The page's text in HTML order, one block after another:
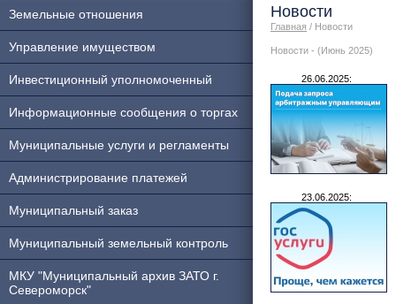
Земельные отношения
Управление имуществом
Инвестиционный уполномоченный
Информационные сообщения о торгах
Муниципальные услуги и регламенты
Администрирование платежей
Муниципальный заказ
Муниципальный земельный контроль
МКУ "Муниципальный архив ЗАТО г.
Североморск"
Новости
Главная / Новости
Новости - (Июнь 2025)
26.06.2025:
23.06.2025: